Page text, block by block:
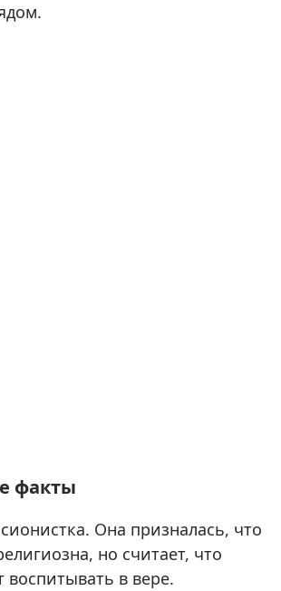
факты
Она призналась, что
но считает, что
воспитывать в вере.